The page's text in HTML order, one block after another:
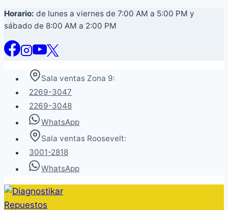
Saltar
al
contenido
Horario: de lunes a viernes de 7:00 AM a 5:00 PM y
sábado de 8:00 AM a 2:00 PM
Sala ventas Zona 9:
2269-3047
2269-3048
WhatsApp
Sala ventas Roosevelt:
3001-2818
WhatsApp